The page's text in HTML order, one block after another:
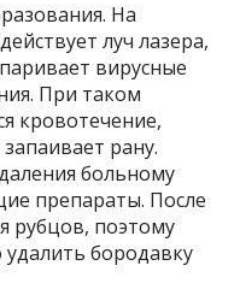
На
луч лазера,
вирусные
При таком
кровотечение,
рану.
больному
препараты. После
рубцов, поэтому
бородавку